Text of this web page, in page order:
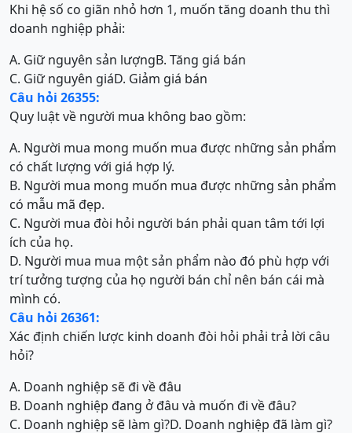
Khi hệ số co giãn nhỏ hơn 1, muốn tăng doanh thu thì
doanh nghiệp phải:
A. Giữ nguyên sản lượngB. Tăng giá bán
C. Giữ nguyên giáD. Giảm giá bán
Câu hỏi 26355:
Quy luật về người mua không bao gồm:
A. Người mua mong muốn mua được những sản phẩm
có chất lượng với giá hợp lý.
B. Người mua mong muốn mua được những sản phẩm
có mẫu mã đẹp.
C. Người mua đòi hỏi người bán phải quan tâm tới lợi
ích của họ.
D. Người mua mua một sản phẩm nào đó phù hợp với
trí tưởng tượng của họ người bán chỉ nên bán cái mà
mình có.
Câu hỏi 26361:
Xác định chiến lược kinh doanh đòi hỏi phải trả lời câu
hỏi?
A. Doanh nghiệp sẽ đi về đâu
B. Doanh nghiệp đang ở đâu và muốn đi về đâu?
C. Doanh nghiệp sẽ làm gì?D. Doanh nghiệp đã làm gì?